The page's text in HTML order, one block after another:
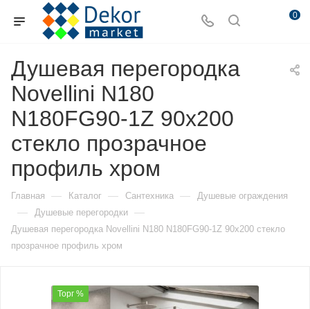
0
Душевая перегородка
Novellini N180
N180FG90-1Z 90х200
стекло прозрачное
профиль хром
Главная — Каталог — Сантехника — Душевые ограждения
— Душевые перегородки —
Душевая перегородка Novellini N180 N180FG90-1Z 90х200 стекло
прозрачное профиль хром
Торг %